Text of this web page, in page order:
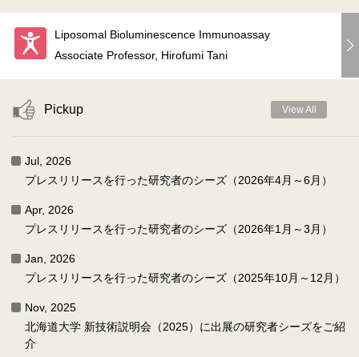
Liposomal Bioluminescence Immunoassay
Associate Professor, Hirofumi Tani
Pickup View All
Jul, 2026
プレスリリースを行った研究者のシーズ（2026年4月～6月）
Apr, 2026
プレスリリースを行った研究者のシーズ（2026年1月～3月）
Jan, 2026
プレスリリースを行った研究者のシーズ（2025年10月～12月）
Nov, 2025
北海道大学 新技術説明会（2025）に出展の研究者シーズをご紹
介